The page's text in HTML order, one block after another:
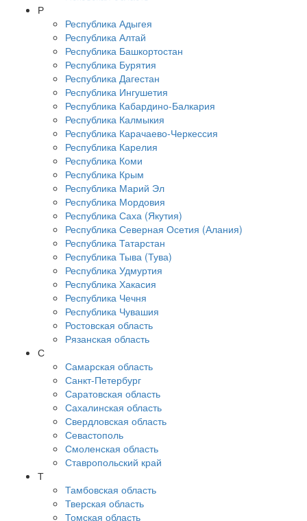
Р
Республика Адыгея
Республика Алтай
Республика Башкортостан
Республика Бурятия
Республика Дагестан
Республика Ингушетия
Республика Кабардино-Балкария
Республика Калмыкия
Республика Карачаево-Черкессия
Республика Карелия
Республика Коми
Республика Крым
Республика Марий Эл
Республика Мордовия
Республика Саха (Якутия)
Республика Северная Осетия (Алания)
Республика Татарстан
Республика Тыва (Тува)
Республика Удмуртия
Республика Хакасия
Республика Чечня
Республика Чувашия
Ростовская область
Рязанская область
С
Самарская область
Санкт-Петербург
Саратовская область
Сахалинская область
Свердловская область
Севастополь
Смоленская область
Ставропольский край
Т
Тамбовская область
Тверская область
Томская область